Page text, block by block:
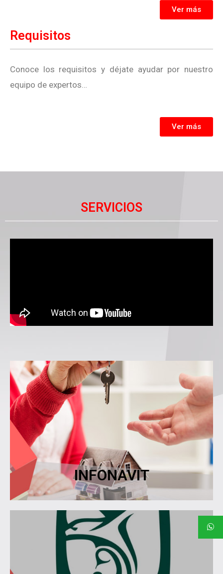
Ver más
Requisitos
Conoce los requisitos y déjate ayudar por nuestro
equipo de expertos…
Ver más
SERVICIOS
INFONAVIT
INFONAVIT
Recuperación del saldo de subcuenta de vivienda
(INFONAVIT 97).
Ver más
Ver más